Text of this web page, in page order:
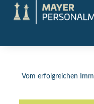
Vom erfolgreichen